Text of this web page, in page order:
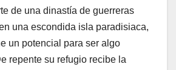
de una dinastía de guerreras
una escondida isla paradisiaca,
un potencial para ser algo
repente su refugio recibe la